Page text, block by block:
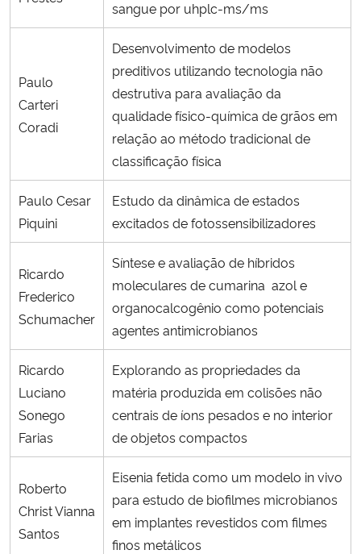
sangue por uhplc-ms/ms
Paulo
Carteri
Coradi
Desenvolvimento de modelos
preditivos utilizando tecnologia não
destrutiva para avaliação da
qualidade físico-química de grãos em
relação ao método tradicional de
classificação física
Paulo Cesar
Piquini
Estudo da dinâmica de estados
excitados de fotossensibilizadores
Ricardo
Frederico
Schumacher
Síntese e avaliação de híbridos
moleculares de cumarina azol e
organocalcogênio como potenciais
agentes antimicrobianos
Ricardo
Luciano
Sonego
Farias
Explorando as propriedades da
matéria produzida em colisões não
centrais de íons pesados e no interior
de objetos compactos
Roberto
Christ Vianna
Santos
Eisenia fetida como um modelo in vivo
para estudo de biofilmes microbianos
em implantes revestidos com filmes
finos metálicos